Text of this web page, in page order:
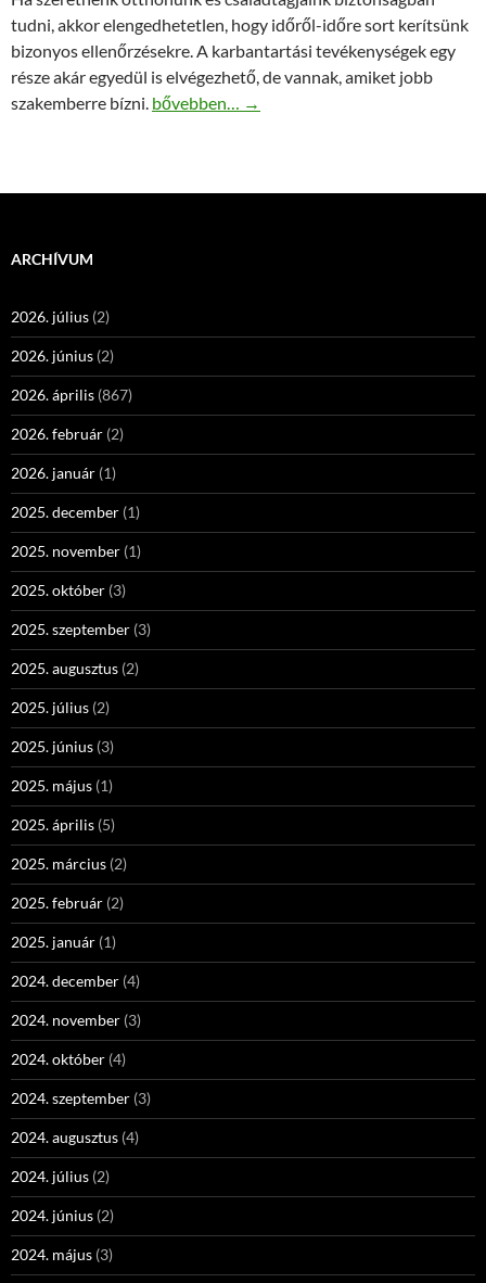
tudni, akkor elengedhetetlen, hogy időről-időre sort kerítsünk
bizonyos ellenőrzésekre. A karbantartási tevékenységek egy
része akár egyedül is elvégezhető, de vannak, amiket jobb
szakemberre bízni. A szivárgás egyértelmű jelei
bővebben… →
ARCHÍVUM
2026. július (2)
2026. június (2)
2026. április (867)
2026. február (2)
2026. január (1)
2025. december (1)
2025. november (1)
2025. október (3)
2025. szeptember (3)
2025. augusztus (2)
2025. július (2)
2025. június (3)
2025. május (1)
2025. április (5)
2025. március (2)
2025. február (2)
2025. január (1)
2024. december (4)
2024. november (3)
2024. október (4)
2024. szeptember (3)
2024. augusztus (4)
2024. július (2)
2024. június (2)
2024. május (3)